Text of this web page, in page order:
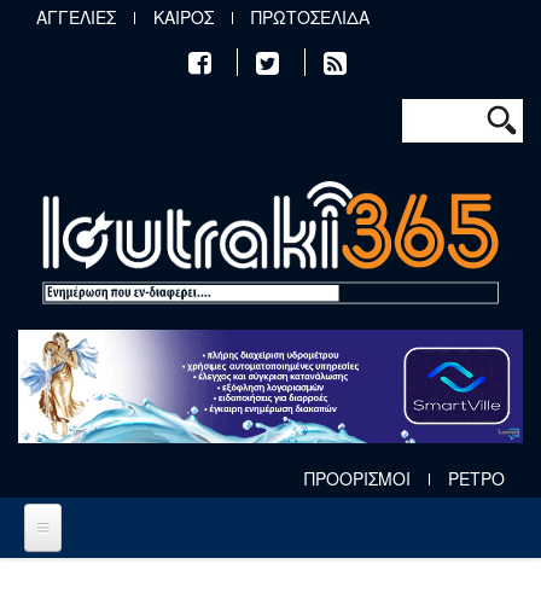
Παράκαμψη προς το κυρίως περιεχόμενο
ΑΓΓΕΛΙΕΣ ΚΑΙΡΟΣ ΠΡΩΤΟΣΕΛΙΔΑ
Φόρμα
Αναζήτηση
ΠΡΟΟΡΙΣΜΟΙ ΡΕΤΡΟ